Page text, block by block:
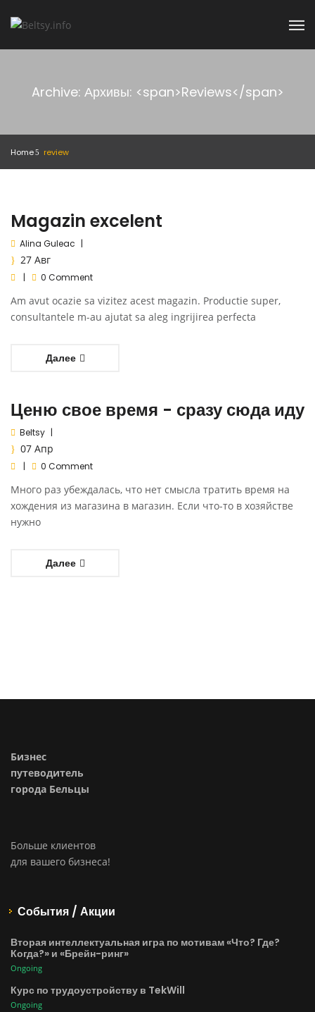
Archive: Архивы: <span>Reviews</span>
Home review
Magazin excelent
Alina Guleac
27 Авг
0 Comment
Am avut ocazie sa vizitez acest magazin. Productie super,
consultantele m-au ajutat sa aleg ingrijirea perfecta
Далее
Ценю свое время - сразу сюда иду
Beltsy
07 Апр
0 Comment
Много раз убеждалась, что нет смысла тратить время на
хождения из магазина в магазин. Если что-то в хозяйстве
нужно
Далее
Бизнес
путеводитель
города Бельцы
Больше клиентов
для вашего бизнеса!
События / Акции
Вторая интеллектуальная игра по мотивам «Что? Где?
Когда?» и «Брейн-ринг»
Ongoing
Курс по трудоустройству в TekWill
Ongoing